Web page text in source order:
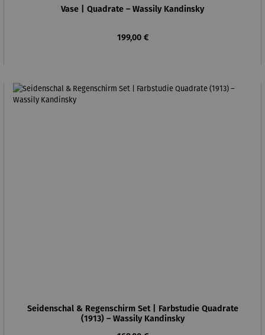
Vase | Quadrate – Wassily Kandinsky
Regulärer Preis:
199,00 €
Seidenschal & Regenschirm Set | Farbstudie Quadrate
(1913) – Wassily Kandinsky